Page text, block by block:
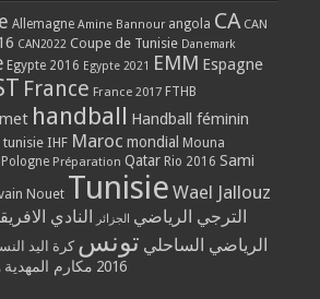
Allemagne Amine Bannour angola CA CAN
CAN2022 Coupe de Tunisie Danemark
Egypte 2016 Egypte 2021 EMM Espagne
France France 2017 FTHB
handball Handball féminin
IHF Maroc mondial Mouna
Pologne Préparation Qatar Rio 2016 Sami
Nouet Tunisie Wael Jallouz
الترجي الرياضي الجزائر النادي
الرياضي الساحلي تونس كرة اليد
2016 مكارم المهدية